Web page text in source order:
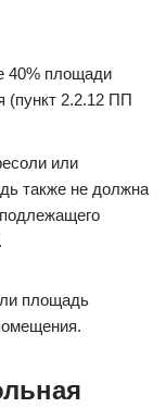
40% площади
(пункт 2.2.12 ПП
или
также не должна
площадь